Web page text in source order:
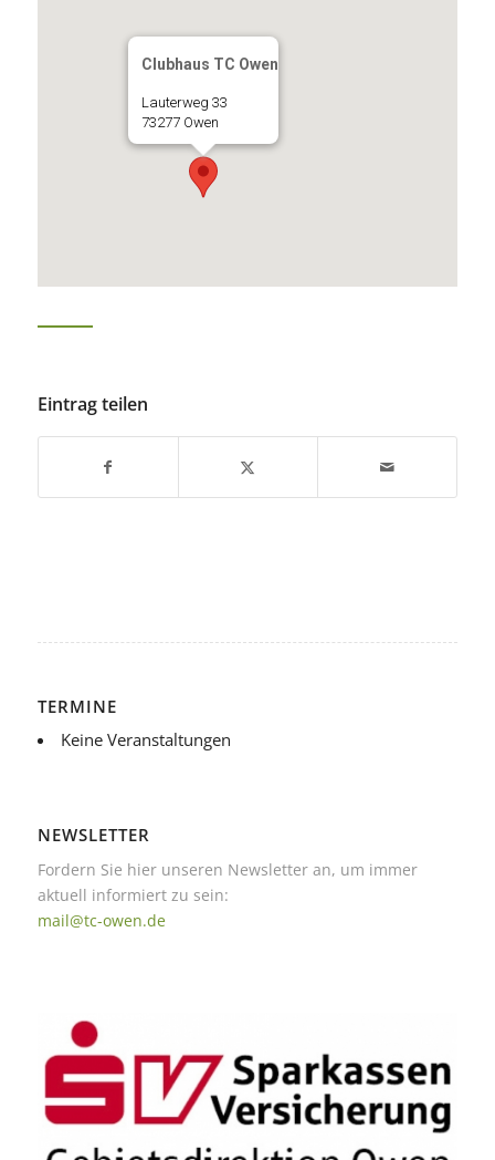
Clubhaus TC Owen
Lauterweg 33
73277 Owen
Eintrag teilen
TERMINE
Keine Veranstaltungen
NEWSLETTER
Fordern Sie hier unseren Newsletter an, um immer
aktuell informiert zu sein:
mail@tc-owen.de